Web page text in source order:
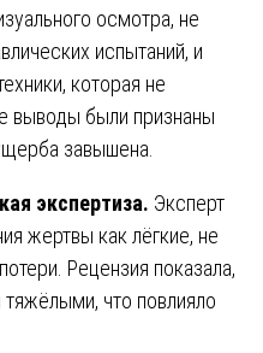
осмотра, не
испытаний, и
которая не
выводы были признаны
завышена.
экспертиза. Эксперт
жертвы как лёгкие, не
Рецензия показала,
что повлияло